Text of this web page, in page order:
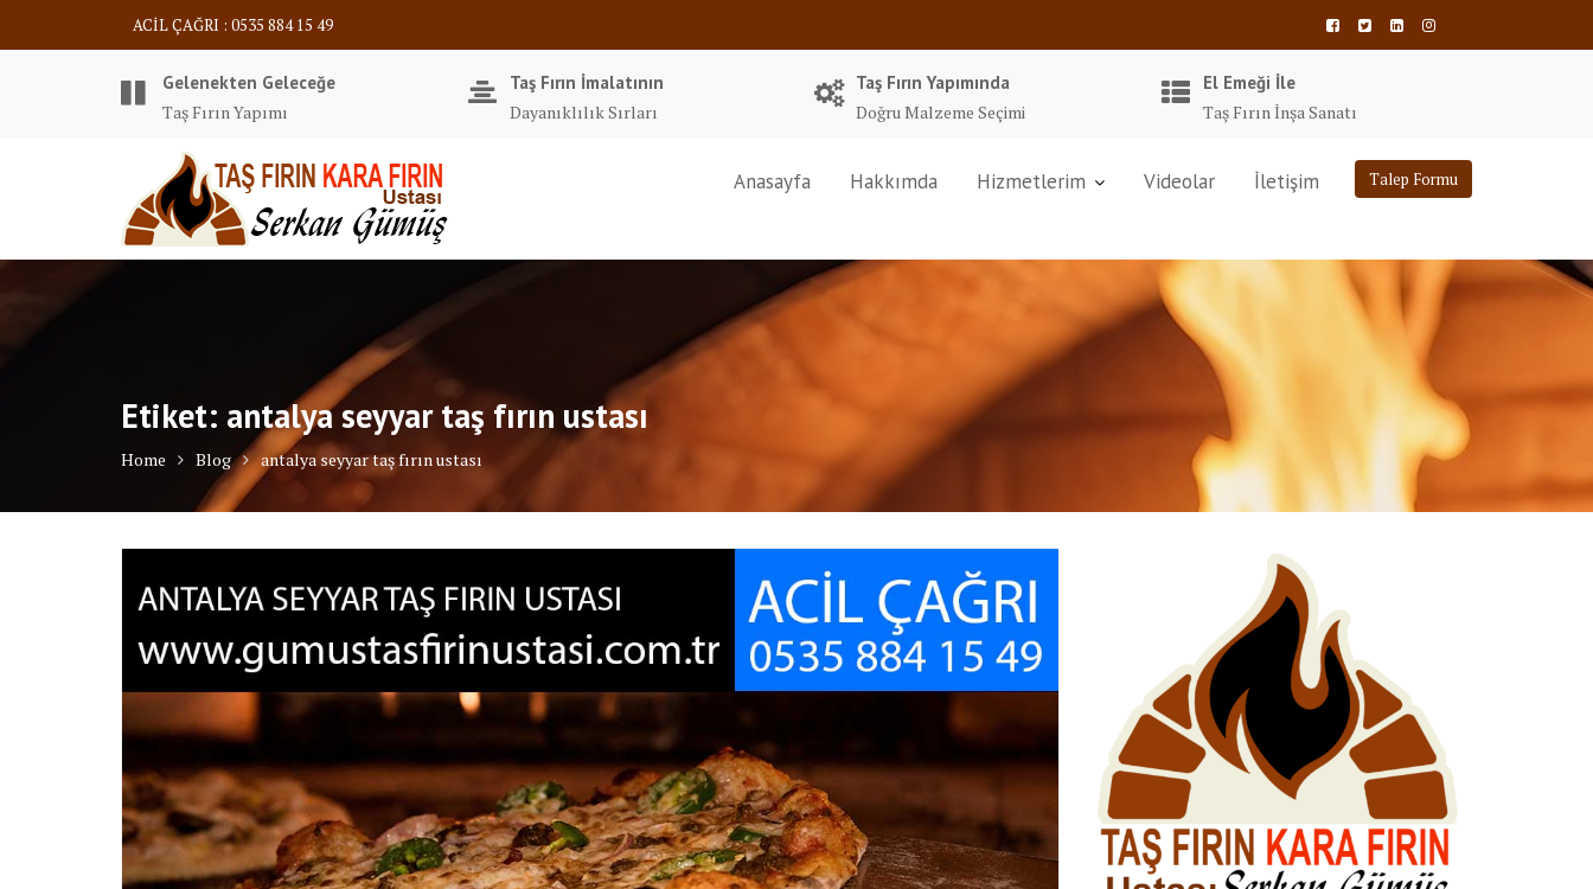
ACİL ÇAĞRI : 0535 884 15 49
Gelenekten Geleceğe
Taş Fırın Yapımı
Taş Fırın İmalatının
Dayanıklılık Sırları
Taş Fırın Yapımında
Doğru Malzeme Seçimi
El Emeği İle
Taş Fırın İnşa Sanatı
Talep Formu
Anasayfa Hakkımda Hizmetlerim Videolar İletişim
Etiket: antalya seyyar taş fırın ustası
Home Blog antalya seyyar taş fırın ustası